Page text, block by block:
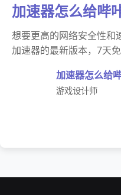
加速器怎么给哔
想要更高的网络安全性和
加速器的最新版本，7天
加速器怎么给
游戏设计师